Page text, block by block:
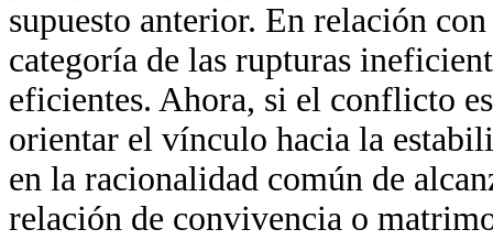
supuesto anterior. En relación
categoría de las rupturas
eficientes. Ahora, si el conflicto
orientar el vínculo hacia la
en la racionalidad común de
relación de convivencia o